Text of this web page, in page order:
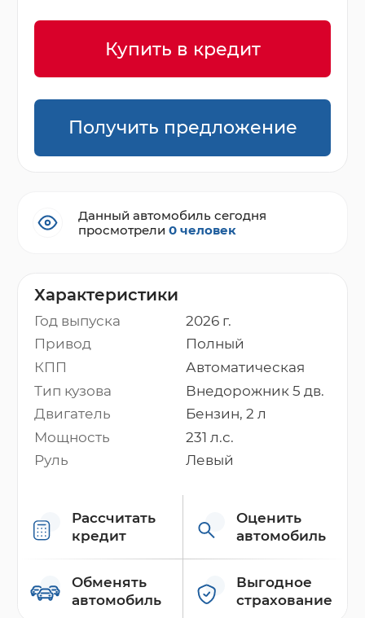
Характеристики
Год выпуска
2026 г.
Привод
Полный
КПП
Автоматическая
Тип кузова
Внедорожник 5 дв.
Двигатель
Бензин, 2 л
Мощность
231 л.с.
Руль
Левый
Рассчитать
кредит
Оценить
автомобиль
Обменять
автомобиль
Выгодное
страхование
Купить в кредит
Получить предложение
Данный автомобиль сегодня
просмотрели0 человек